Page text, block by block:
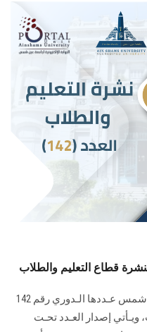
تصدر البـوابة الإلكـترونية لجامعة عين شمس عـددها الـدوري رقم 142
لنـشرة قطاع شـؤون التعـليم ‏والطلاب‎، ويـأتي إصدار العـدد تحـت